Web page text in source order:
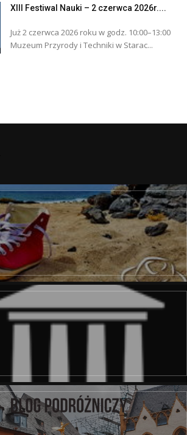
XIII Festiwal Nauki – 2 czerwca 2026r....
Już 2 czerwca 2026 roku w godz. 10:00–13:00
Muzeum Przyrody i Techniki w Starac...